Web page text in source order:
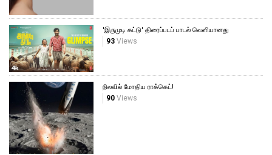
'இருமுடி கட்டு' திரைப்படப் பாடல் வெளியானது
93 Views
நிலவில் மோதிய ராக்கெட்!
90 Views